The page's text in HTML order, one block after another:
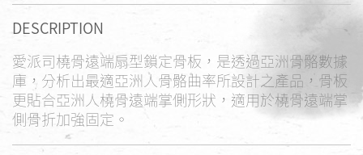
DESCRIPTION
愛派司橈骨遠端扇型鎖定骨板，是透過亞洲骨骼數據
庫，分析出最適亞洲人骨骼曲率所設計之產品，骨板
更貼合亞洲人橈骨遠端掌側形狀，適用於橈骨遠端掌
側骨折加強固定。